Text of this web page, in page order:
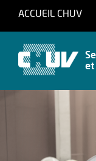
ACCUEIL CHUV
International
et